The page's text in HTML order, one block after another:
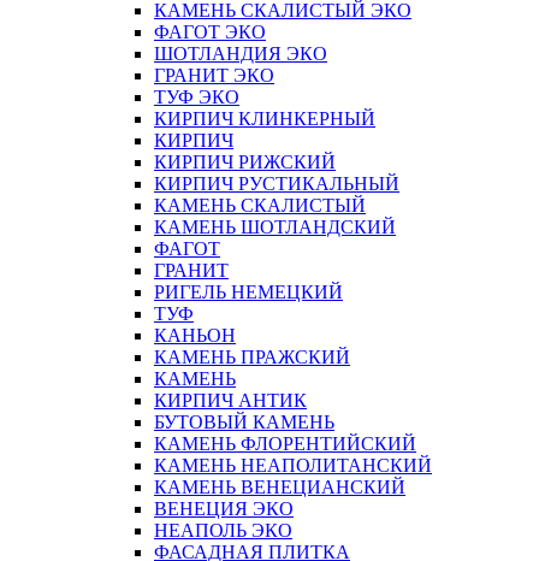
КАМЕНЬ СКАЛИСТЫЙ ЭКО
ФАГОТ ЭКО
ШОТЛАНДИЯ ЭКО
ГРАНИТ ЭКО
ТУФ ЭКО
КИРПИЧ КЛИНКЕРНЫЙ
КИРПИЧ
КИРПИЧ РИЖСКИЙ
КИРПИЧ РУСТИКАЛЬНЫЙ
КАМЕНЬ СКАЛИСТЫЙ
КАМЕНЬ ШОТЛАНДСКИЙ
ФАГОТ
ГРАНИТ
РИГЕЛЬ НЕМЕЦКИЙ
ТУФ
КАНЬОН
КАМЕНЬ ПРАЖСКИЙ
КАМЕНЬ
КИРПИЧ АНТИК
БУТОВЫЙ КАМЕНЬ
КАМЕНЬ ФЛОРЕНТИЙСКИЙ
КАМЕНЬ НЕАПОЛИТАНСКИЙ
КАМЕНЬ ВЕНЕЦИАНСКИЙ
ВЕНЕЦИЯ ЭКО
НЕАПОЛЬ ЭКО
ФАСАДНАЯ ПЛИТКА